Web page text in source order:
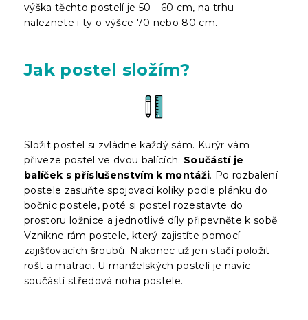
výška těchto postelí je 50 - 60 cm, na trhu
naleznete i ty o výšce 70 nebo 80 cm.
Jak postel složím?
Složit postel si zvládne každý sám. Kurýr vám
přiveze postel ve dvou balících. Součástí je
balíček s příslušenstvím k montáži. Po rozbalení
postele zasuňte spojovací kolíky podle plánku do
bočnic postele, poté si postel rozestavte do
prostoru ložnice a jednotlivé díly připevněte k sobě.
Vznikne rám postele, který zajistíte pomocí
zajišťovacích šroubů. Nakonec už jen stačí položit
rošt a matraci. U manželských postelí je navíc
součástí středová noha postele.